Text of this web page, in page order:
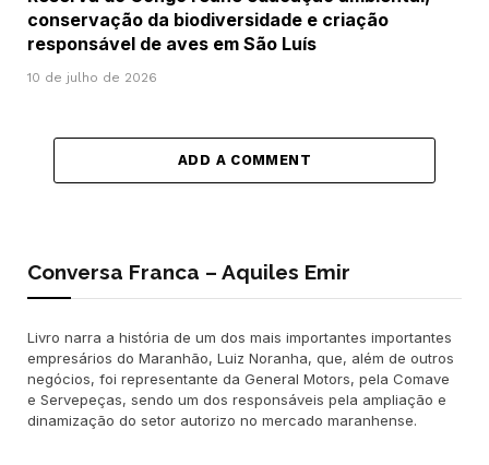
conservação da biodiversidade e criação
responsável de aves em São Luís
10 de julho de 2026
ADD A COMMENT
Conversa Franca – Aquiles Emir
Livro narra a história de um dos mais importantes importantes
empresários do Maranhão, Luiz Noranha, que, além de outros
negócios, foi representante da General Motors, pela Comave
e Servepeças, sendo um dos responsáveis pela ampliação e
dinamização do setor autorizo no mercado maranhense.